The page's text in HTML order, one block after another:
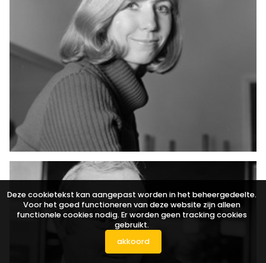
Deze cookietekst kan aangepast worden in het beheergedeelte.
Voor het goed functioneren van deze website zijn alleen
functionele cookies nodig. Er worden geen tracking cookies
gebruikt.
akkoord